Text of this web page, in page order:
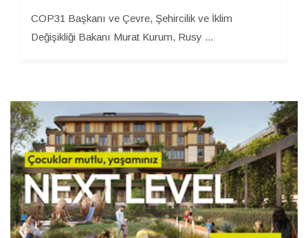
COP31 Başkanı ve Çevre, Şehircilik ve İklim
Değişikliği Bakanı Murat Kurum, Rusy ...